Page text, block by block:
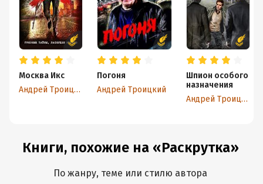
Москва Икс
Андрей Троицкий
Погоня
Андрей Троицкий
Шпион особого
назначения
Андрей Троицкий
Книги, похожие на «Раскрутка»
По жанру, теме или стилю автора